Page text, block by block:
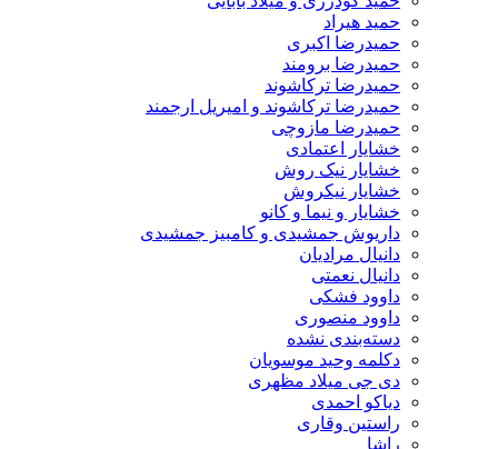
حمید هیراد
حمیدرضا اکبری
حمیدرضا برومند
حمیدرضا ترکاشوند
حمیدرضا ترکاشوند و امیریل ارجمند
حمیدرضا مازوچی
خشایار اعتمادی
خشایار نیک روش
خشایار نیکروش
خشایار و نیما و کانو
داریوش جمشیدی و کامبیز جمشیدی
دانیال مرادیان
دانیال نعمتی
داوود فشکی
داوود منصوری
دسته‌بندی نشده
دکلمه وحید موسویان
دی جی میلاد مظهری
دیاکو احمدی
راستین وقاری
راشا